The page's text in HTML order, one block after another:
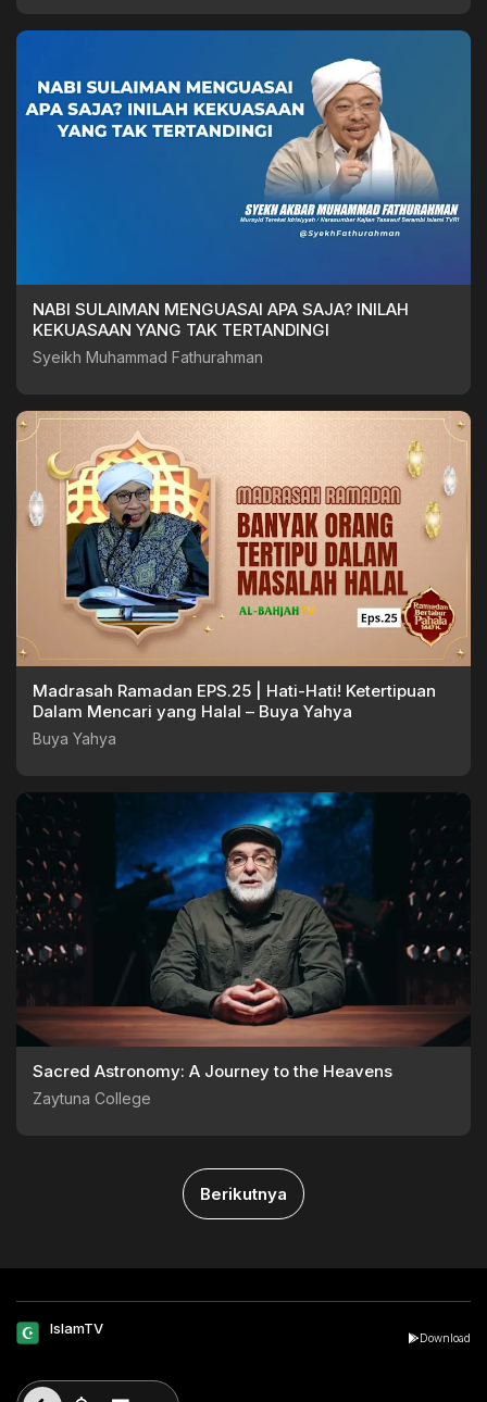
NABI SULAIMAN MENGUASAI APA SAJA? INILAH
KEKUASAAN YANG TAK TERTANDINGI
Syeikh Muhammad Fathurahman
Madrasah Ramadan EPS.25 | Hati-Hati! Ketertipuan
Dalam Mencari yang Halal – Buya Yahya
Buya Yahya
Sacred Astronomy: A Journey to the Heavens
Zaytuna College
Berikutnya
IslamTV
Download